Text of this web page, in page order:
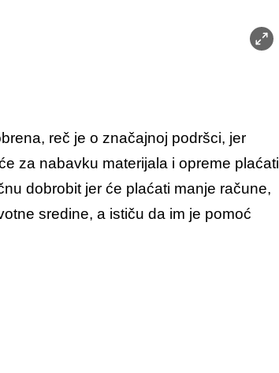
reč je o značajnoj podršci, jer
za nabavku materijala i opreme plaćati
dobrobit jer će plaćati manje račune,
sredine, a ističu da im je pomoć